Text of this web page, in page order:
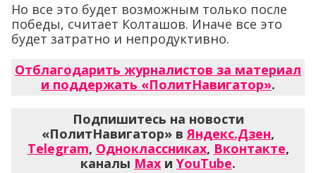
Но все это будет возможным только после
победы, считает Колташов. Иначе все это
будет затратно и непродуктивно.
Отблагодарить журналистов за материал
и поддержать «ПолитНавигатор».
Подпишитесь на новости
«ПолитНавигатор» вЯндекс.Дзен,
Telegram, Одноклассниках, Вконтакте,
каналы Max и YouTube.